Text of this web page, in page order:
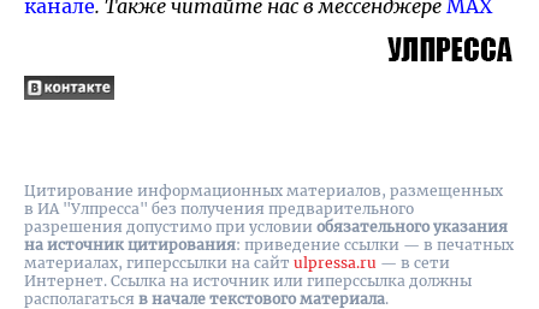
канале. Также читайте нас в мессенджере MAX
Цитирование информационных материалов, размещенных
в ИА "Улпресса" без получения предварительного
разрешения допустимо при условии обязательного указания
на источник цитирования: приведение ссылки — в печатных
материалах, гиперссылки на cайт ulpressa.ru — в сети
Интернет. Ссылка на источник или гиперссылка должны
располагаться в начале текстового материала.